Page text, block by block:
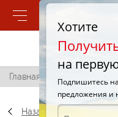
Позвонить
Главная / GT Radial
Назад
Хотите
на
Подпишитесь
предложения и